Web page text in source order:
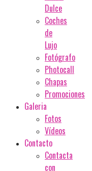
Dulce
Coches
de
Lujo
Fotógrafo
Photocall
Chapas
Promociones
Galeria
Fotos
Vídeos
Contacto
Contacta
con